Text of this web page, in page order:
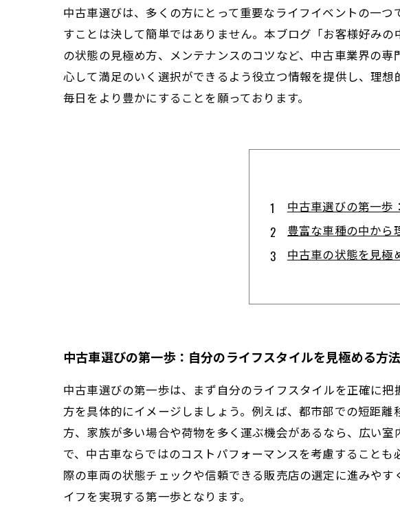
中古車選びは、多くの方にとって重要なライフイベントの一
すことは決して簡単ではありません。本ブログ「お客様好み
の状態の見極め方、メンテナンスのコツなど、中古車業界の
心して満足のいく選択ができるよう役立つ情報を提供し、理
毎日をより豊かにすることを願っております。
中古車選びの第一歩
豊富な車種の中から
中古車の状態を見極
購入後も安心！長
理想のカーライフ実
信頼できる車屋の選
中古車選びの第一歩：自分のライフスタイルを見極める方法
中古車選びの第一歩は、まず自分のライフスタイルを正確に
方を具体的にイメージしましょう。例えば、都市部での短距
方、家族が多い場合や荷物を多く運ぶ機会があるなら、広い
で、中古車ならではのコストパフォーマンスを考慮すること
際の車両の状態チェックや信頼できる販売店の選定に進みや
イフを実現する第一歩となります。